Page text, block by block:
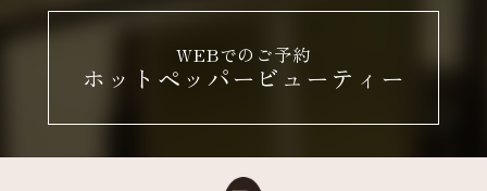
WEBでのご予約
ホットペッパービューティー